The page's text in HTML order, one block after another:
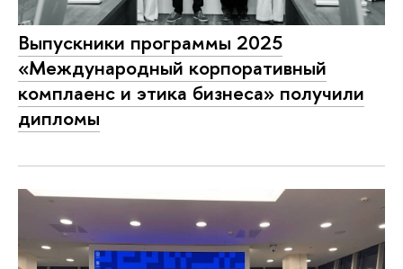
Выпускники программы 2025
«Международный корпоративный
комплаенс и этика бизнеса» получили
дипломы